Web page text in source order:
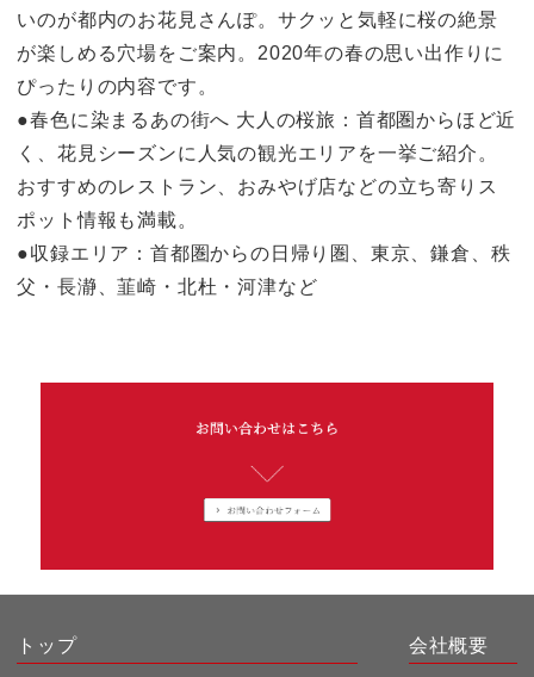
いのが都内のお花見さんぽ。サクッと気軽に桜の絶景
が楽しめる穴場をご案内。2020年の春の思い出作りに
ぴったりの内容です。
●春色に染まるあの街へ 大人の桜旅：首都圏からほど近
く、花見シーズンに人気の観光エリアを一挙ご紹介。
おすすめのレストラン、おみやげ店などの立ち寄りス
ポット情報も満載。
●収録エリア：首都圏からの日帰り圏、東京、鎌倉、秩
父・長瀞、韮崎・北杜・河津など
トップ 会社概要